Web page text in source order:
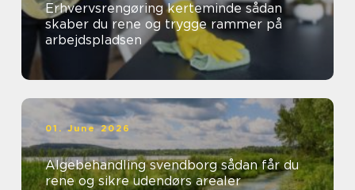
Erhvervsrengøring kerteminde sådan
skaber du rene og trygge rammer på
arbejdspladsen
01. June 2026
Algebehandling svendborg sådan får du
rene og sikre udendørs arealer